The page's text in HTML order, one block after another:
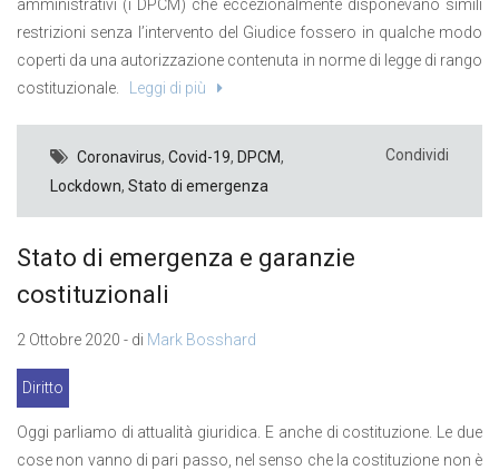
amministrativi (i DPCM) che eccezionalmente disponevano simili
restrizioni senza l’intervento del Giudice fossero in qualche modo
coperti da una autorizzazione contenuta in norme di legge di rango
costituzionale.
Leggi di più
Coronavirus, Covid-19, DPCM,
Lockdown, Stato di emergenza
Condividi
Stato di emergenza e garanzie
costituzionali
2 Ottobre 2020 - di Mark Bosshard
Diritto
Oggi parliamo di attualità giuridica. E anche di costituzione. Le due
cose non vanno di pari passo, nel senso che la costituzione non è